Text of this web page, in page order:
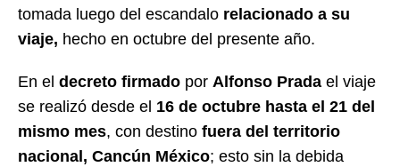
tomada luego del escandalo relacionado a su
viaje, hecho en octubre del presente año.
En el decreto firmado por Alfonso Prada el viaje
se realizó desde el 16 de octubre hasta el 21 del
mismo mes, con destino fuera del territorio
nacional, Cancún México; esto sin la debida